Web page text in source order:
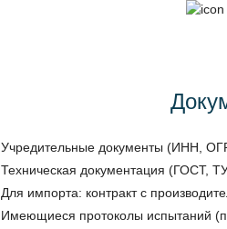
Учредительные документы (ИНН,
Техническая документация (ГОСТ,
Для импорта: контракт с
Имеющиеся протоколы испытаний